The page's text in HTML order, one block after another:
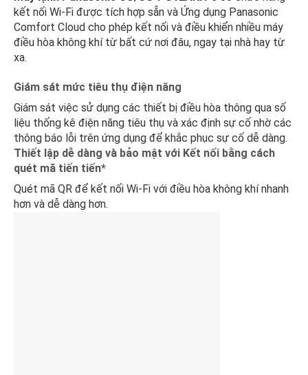
kết nối Wi-Fi được tích hợp sẵn và Ứng dụng Panasonic
Comfort Cloud cho phép kết nối và điều khiển nhiều máy
điều hòa không khí từ bất cứ nơi đâu, ngay tại nhà hay từ
xa.
Giám sát mức tiêu thụ điện năng
Giám sát việc sử dụng các thiết bị điều hòa thông qua số
liệu thống kê điện năng tiêu thụ và xác định sự cố nhờ các
thông báo lỗi trên ứng dụng để khắc phục sự cố dễ dàng.
Thiết lập dễ dàng và bảo mật với Kết nối bằng cách
quét mã tiến tiến*
Quét mã QR để kết nối Wi-Fi với điều hòa không khí nhanh
hơn và dễ dàng hơn.